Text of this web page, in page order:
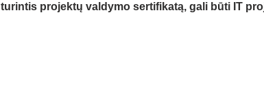
turintis projektų valdymo sertifikatą, gali būti IT